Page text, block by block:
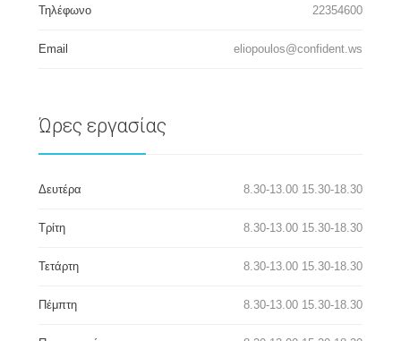
Τηλέφωνο 22354600
Email eliopoulos@confident.ws
Ώρες εργασίας
Δευτέρα 8.30-13.00 15.30-18.30
Τρίτη 8.30-13.00 15.30-18.30
Τετάρτη 8.30-13.00 15.30-18.30
Πέμπτη 8.30-13.00 15.30-18.30